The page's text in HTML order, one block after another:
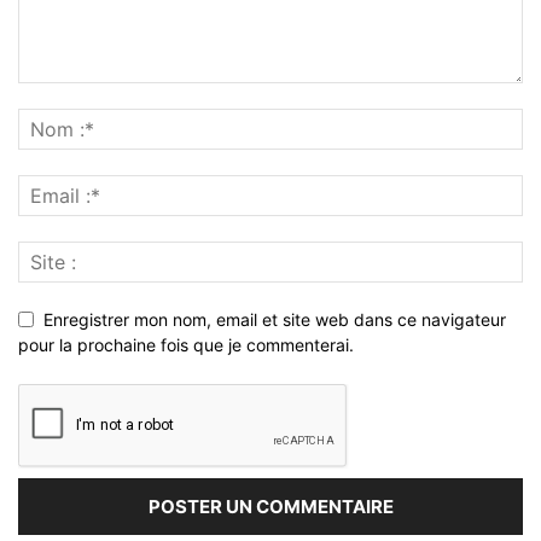
Enregistrer mon nom, email et site web dans ce navigateur
pour la prochaine fois que je commenterai.